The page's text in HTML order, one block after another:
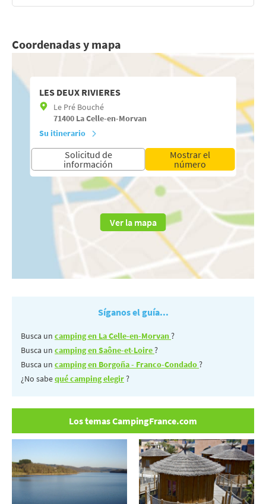
Coordenadas y mapa
LES DEUX RIVIERES
Le Pré Bouché
71400 La Celle-en-Morvan
Su itinerario
Solicitud de
información
Mostrar el
número
Ver la mapa
Síganos el guía...
Busca un camping en La Celle-en-Morvan?
Busca un camping en Saône-et-Loire?
Busca un camping en Borgoña - Franco-Condado?
¿No sabequé camping elegir?
Los temas CampingFrance.com